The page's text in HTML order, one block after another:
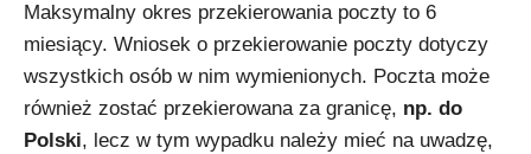
Maksymalny okres przekierowania poczty to 6
miesiący. Wniosek o przekierowanie poczty dotyczy
wszystkich osób w nim wymienionych. Poczta może
również zostać przekierowana za granicę, np. do
Polski, lecz w tym wypadku należy mieć na uwadzę,